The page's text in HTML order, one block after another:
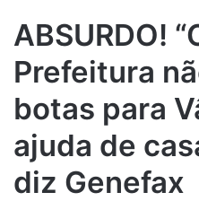
ABSURDO!
Prefeitura
botas para
ajuda de
diz Genefax